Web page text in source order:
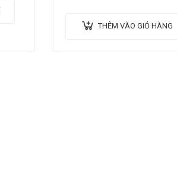
THÊM VÀO GIỎ HÀNG